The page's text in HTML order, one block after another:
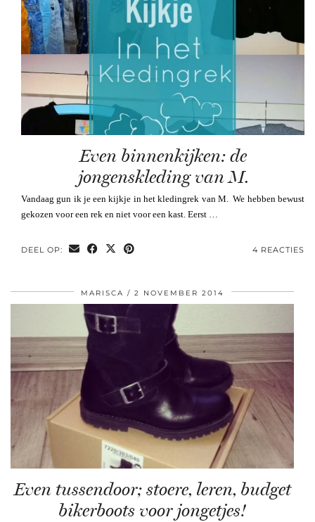
Even binnenkijken: de
jongenskleding van M.
Vandaag gun ik je een kijkje in het kledingrek van M. We hebben bewust
gekozen voor een rek en niet voor een kast. Eerst …
DEEL OP: 4 REACTIES
MARISCA 2 NOVEMBER 2014
Even tussendoor; stoere, leren, budget
bikerboots voor jongetjes!